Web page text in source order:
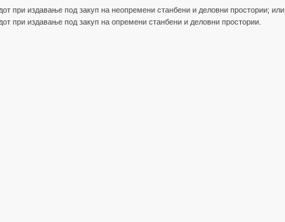
при издавање под закуп на неопремени станбени и деловни простории; или
при издавање под закуп на опремени станбени и деловни простории.